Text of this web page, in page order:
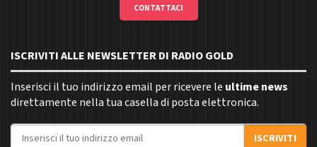
CONTATTACI
ISCRIVITI ALLE NEWSLETTER DI RADIO GOLD
Inserisci il tuo indirizzo email per ricevere le ultime news
direttamente nella tua casella di posta elettronica.
Indirizzo email
ISCRIVITI